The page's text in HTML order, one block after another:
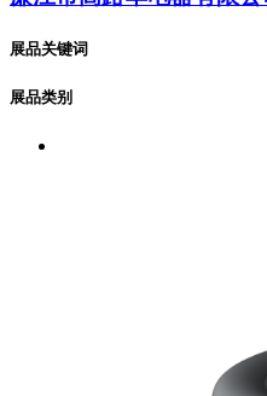
展品关键词
展品类别